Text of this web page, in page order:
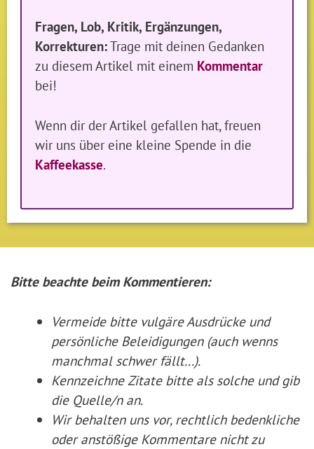
Fragen, Lob, Kritik, Ergänzungen,
Korrekturen:Trage mit deinen Gedanken
zu diesem Artikel mit einem Kommentar
bei!
Wenn dir der Artikel gefallen hat, freuen
wir uns über eine kleine Spende in die
Kaffeekasse.
Bitte beachte beim Kommentieren:
Vermeide bitte vulgäre Ausdrücke und
persönliche Beleidigungen (auch wenns
manchmal schwer fällt...).
Kennzeichne Zitate bitte als solche und gib
die Quelle/n an.
Wir behalten uns vor, rechtlich bedenkliche
oder anstößige Kommentare nicht zu